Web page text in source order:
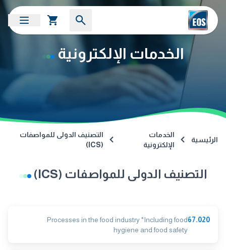
الخدمات الإلكترونية
الرئيسية
الخدمات
الإلكترونية
التصنيف الدولى للمواصفات
(ICS)
التصنيف الدولى للمواصفات (ICS)
67.020
Processes in the food industry *Including food
hygiene and food safety